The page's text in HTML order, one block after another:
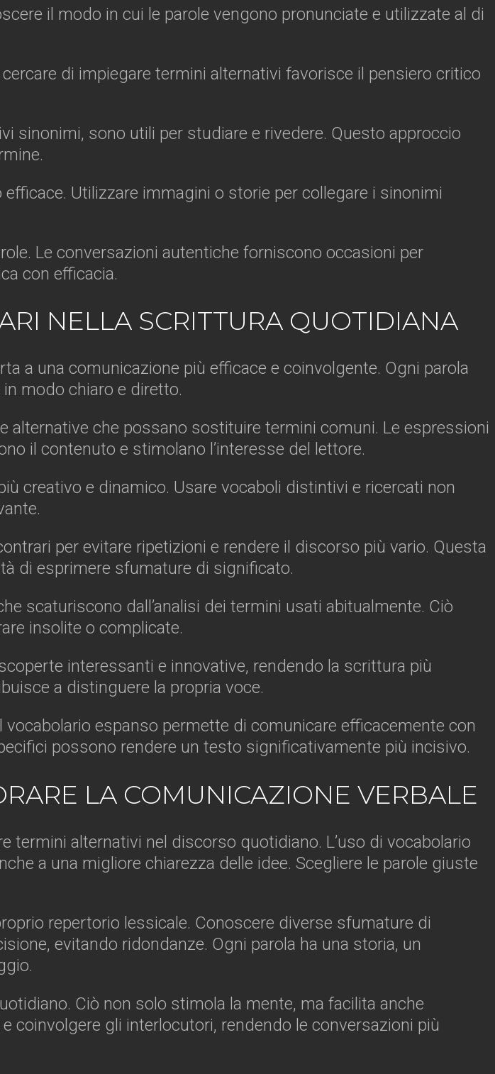
il modo in cui le parole vengono pronunciate e utilizzate al di
di impiegare termini alternativi favorisce il pensiero critico
sinonimi, sono utili per studiare e rivedere. Questo approccio
Utilizzare immagini o storie per collegare i sinonimi
Le conversazioni autentiche forniscono occasioni per
con efficacia.
NELLA SCRITTURA QUOTIDIANA
a una comunicazione più efficace e coinvolgente. Ogni parola
modo chiaro e diretto.
che possano sostituire termini comuni. Le espressioni
il contenuto e stimolano l’interesse del lettore.
creativo e dinamico. Usare vocaboli distintivi e ricercati non
per evitare ripetizioni e rendere il discorso più vario. Questa
di esprimere sfumature di significato.
scaturiscono dall’analisi dei termini usati abitualmente. Ciò
insolite o complicate.
interessanti e innovative, rendendo la scrittura più
a distinguere la propria voce.
espanso permette di comunicare efficacemente con
possono rendere un testo significativamente più incisivo.
LA COMUNICAZIONE VERBALE
termini alternativi nel discorso quotidiano. L’uso di vocabolario
a una migliore chiarezza delle idee. Scegliere le parole giuste
repertorio lessicale. Conoscere diverse sfumature di
evitando ridondanze. Ogni parola ha una storia, un
Ciò non solo stimola la mente, ma facilita anche
coinvolgere gli interlocutori, rendendo le conversazioni più